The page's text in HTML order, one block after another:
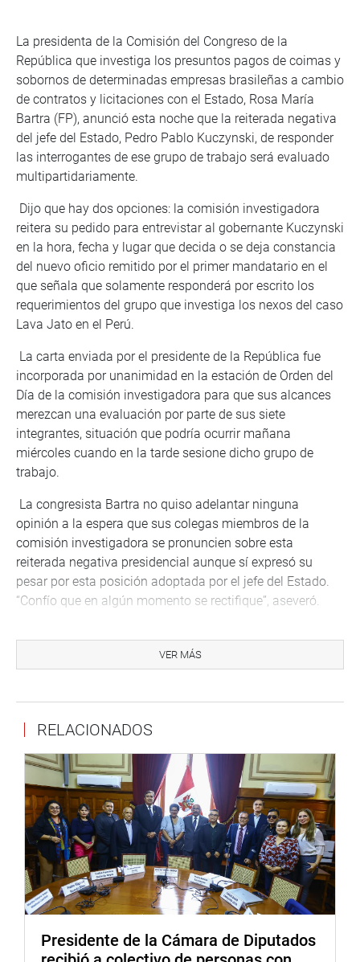
La presidenta de la Comisión del Congreso de la
República que investiga los presuntos pagos de coimas y
sobornos de determinadas empresas brasileñas a cambio
de contratos y licitaciones con el Estado, Rosa María
Bartra (FP), anunció esta noche que la reiterada negativa
del jefe del Estado, Pedro Pablo Kuczynski, de responder
las interrogantes de ese grupo de trabajo será evaluado
multipartidariamente.
Dijo que hay dos opciones: la comisión investigadora
reitera su pedido para entrevistar al gobernante Kuczynski
en la hora, fecha y lugar que decida o se deja constancia
del nuevo oficio remitido por el primer mandatario en el
que señala que solamente responderá por escrito los
requerimientos del grupo que investiga los nexos del caso
Lava Jato en el Perú.
La carta enviada por el presidente de la República fue
incorporada por unanimidad en la estación de Orden del
Día de la comisión investigadora para que sus alcances
merezcan una evaluación por parte de sus siete
integrantes, situación que podría ocurrir mañana
miércoles cuando en la tarde sesione dicho grupo de
trabajo.
La congresista Bartra no quiso adelantar ninguna
opinión a la espera que sus colegas miembros de la
comisión investigadora se pronuncien sobre esta
reiterada negativa presidencial aunque sí expresó su
pesar por esta posición adoptada por el jefe del Estado.
“Confío que en algún momento se rectifique”, aseveró.
República, Nancy Lange, al seno de la Comisión Lava
Jato, descartó que se trate de una respuesta a la negativa
aprobada por unanimidad por lo que oportunamente se
Las declaraciones de la presidenta de la Comisión Lava
Jato se produjeron a las 9.15 de la noche,
inmediatamente después de la comparecencia de
Eduardo Zegarra Méndez, ex teniente alcalde de Lima
Metropolitana; Jorge Torres Padilla, presidente de la
Asociación Amigos de Lima Metropolitana y Daniela
Maguiña Ugarte, directora de asuntos económicos y
financieros de la referida asociación.
Zegarra Méndez dijo que nunca supo de un presunto
VER MÁS
RELACIONADOS
Presidente de la Cámara de Diputados